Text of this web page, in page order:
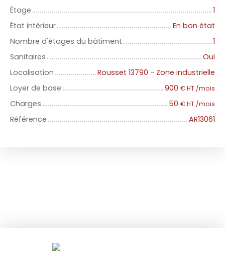
Étage
1
État intérieur
En bon état
Nombre d'étages du bâtiment
1
Sanitaires
Oui
Localisation
Rousset 13790 - Zone industrielle
Loyer de base
900 € HT /mois
Charges 50 € HT /mois
Référence AR13061